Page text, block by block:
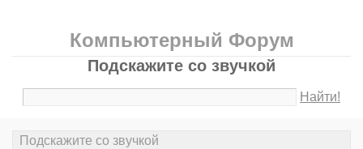
Компьютерный Форум
Подскажите со звучкой
Найти!
Подскажите со звучкой